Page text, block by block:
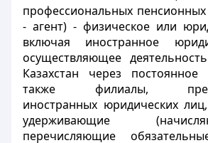
профессиональных пенсионных
- агент) - физическое или
включая иностранное
осуществляющее
Казахстан через
также филиалы,
иностранных юридических
удерживающие
перечисляющие